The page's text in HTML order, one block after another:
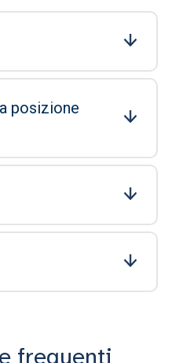
posizione
frequenti